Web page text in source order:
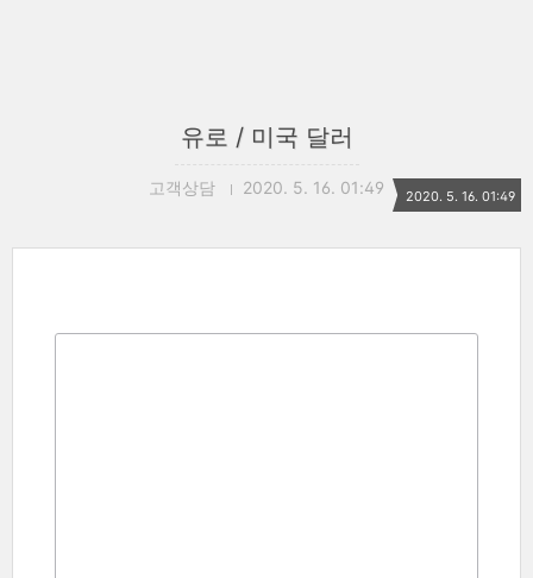
유로 / 미국 달러
고객상담 2020. 5. 16. 01:49 2020. 5. 16. 01:49